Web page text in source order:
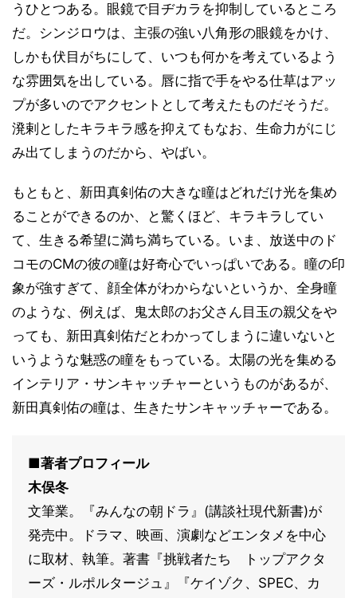
うひとつある。眼鏡で目ヂカラを抑制しているところ
だ。シンジロウは、主張の強い八角形の眼鏡をかけ、
しかも伏目がちにして、いつも何かを考えているよう
な雰囲気を出している。唇に指で手をやる仕草はアッ
プが多いのでアクセントとして考えたものだそうだ。
溌剌としたキラキラ感を抑えてもなお、生命力がにじ
み出てしまうのだから、やばい。
もともと、新田真剣佑の大きな瞳はどれだけ光を集め
ることができるのか、と驚くほど、キラキラしてい
て、生きる希望に満ち満ちている。いま、放送中のド
コモのCMの彼の瞳は好奇心でいっぱいである。瞳の印
象が強すぎて、顔全体がわからないというか、全身瞳
のような、例えば、鬼太郎のお父さん目玉の親父をや
っても、新田真剣佑だとわかってしまうに違いないと
いうような魅惑の瞳をもっている。太陽の光を集める
インテリア・サンキャッチャーというものがあるが、
新田真剣佑の瞳は、生きたサンキャッチャーである。
■著者プロフィール
木俣冬
文筆業。『みんなの朝ドラ』(講談社現代新書)が
発売中。ドラマ、映画、演劇などエンタメを中心
に取材、執筆。著書『挑戦者たち トップアクタ
ーズ・ルポルタージュ』『ケイゾク、SPEC、カ